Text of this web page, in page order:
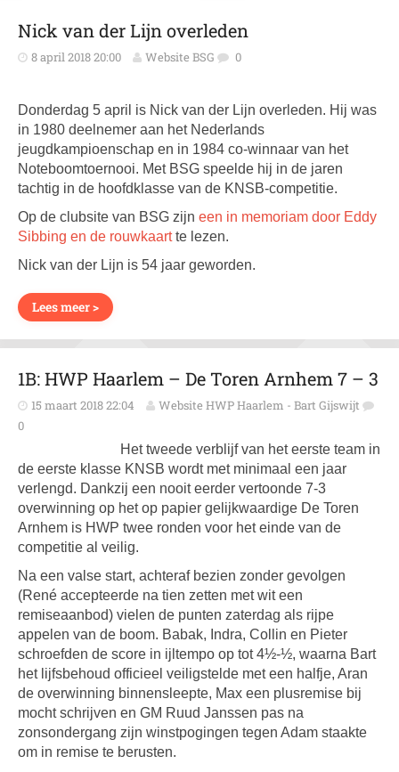
Nick van der Lijn overleden
8 april 2018 20:00 Website BSG 0
Donderdag 5 april is Nick van der Lijn overleden. Hij was
in 1980 deelnemer aan het Nederlands
jeugdkampioenschap en in 1984 co-winnaar van het
Noteboomtoernooi. Met BSG speelde hij in de jaren
tachtig in de hoofdklasse van de KNSB-competitie.
Op de clubsite van BSG zijn een in memoriam door Eddy
Sibbing en de rouwkaartte lezen.
Nick van der Lijn is 54 jaar geworden.
Lees meer >
1B: HWP Haarlem – De Toren Arnhem 7 – 3
15 maart 2018 22:04
Website HWP Haarlem - Bart Gijswijt
0
Het tweede verblijf van het eerste team in
de eerste klasse KNSB wordt met minimaal een jaar
verlengd. Dankzij een nooit eerder vertoonde 7-3
overwinning op het op papier gelijkwaardige De Toren
Arnhem is HWP twee ronden voor het einde van de
competitie al veilig.
Na een valse start, achteraf bezien zonder gevolgen
(René accepteerde na tien zetten met wit een
remiseaanbod) vielen de punten zaterdag als rijpe
appelen van de boom. Babak, Indra, Collin en Pieter
schroefden de score in ijltempo op tot 4½-½, waarna Bart
het lijfsbehoud officieel veiligstelde met een halfje, Aran
de overwinning binnensleepte, Max een plusremise bij
mocht schrijven en GM Ruud Janssen pas na
zonsondergang zijn winstpogingen tegen Adam staakte
om in remise te berusten.